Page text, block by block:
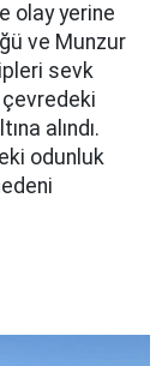
olay yerine
ve Munzur
sevk
çevredeki
alındı.
odunluk